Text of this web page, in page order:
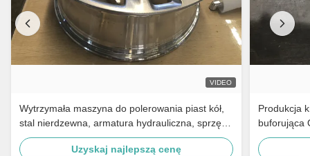
VIDEO
Wytrzymała maszyna do polerowania piast kół,
stal nierdzewna, armatura hydrauliczna, sprzęt
do polerowania części samochodowych
Uzyskaj najlepszą cenę
Produkcja
buforująca